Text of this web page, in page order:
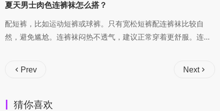
夏天男士肉色连裤袜怎么搭？
配短裤，比如运动短裤或球裤。只有宽松短裤配连裤袜比较自
然，避免尴尬。连裤袜闷热不透气，建议正常穿着更舒服。连...
Prev Next
猜你喜欢